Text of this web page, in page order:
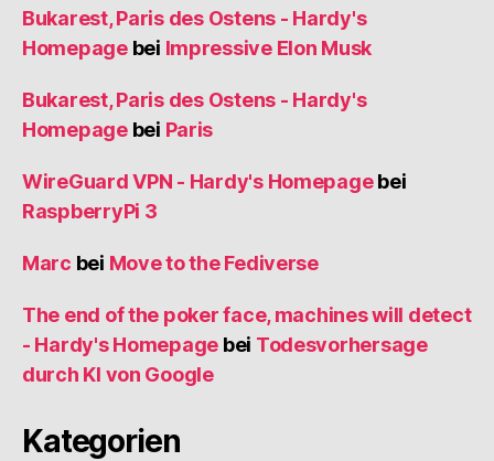
Bukarest, Paris des Ostens - Hardy's
Homepagebei Impressive Elon Musk
Bukarest, Paris des Ostens - Hardy's
Homepagebei Paris
WireGuard VPN - Hardy's Homepagebei
RaspberryPi 3
Marc bei Move to the Fediverse
The end of the poker face, machines will detect
- Hardy's Homepage bei Todesvorhersage
durch KI von Google
Kategorien